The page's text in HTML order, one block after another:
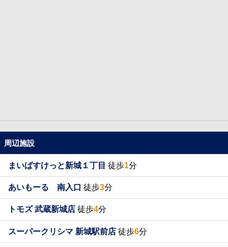
周辺施設
まいばすけっと新城１丁目 徒歩1分
あいもーる 南入口 徒歩3分
トモズ 武蔵新城店 徒歩4分
スーパークリシマ 新城駅前店 徒歩6分